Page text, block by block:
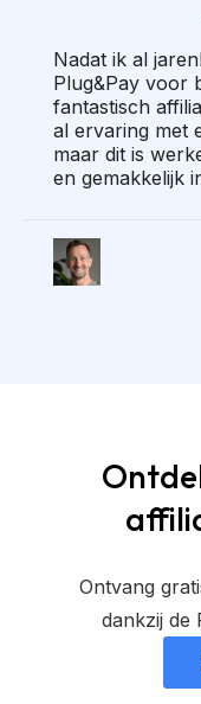
Nadat ik al
Plug&Pay voor
fantastisch
al ervaring met
maar dit is
en gemakkelijk
Ontvang
dankzij de